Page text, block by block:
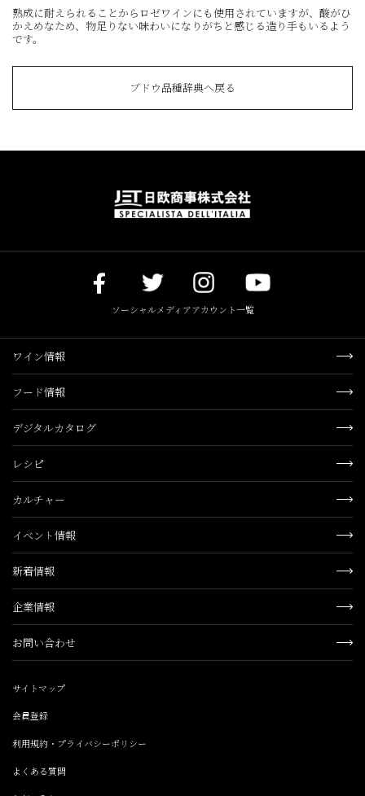
熟成に耐えられることからロゼワインにも使用されていますが、酸がひ
かえめなため、物足りない味わいになりがちと感じる造り手もいるよう
です。
ブドウ品種辞典へ戻る
ソーシャルメディアアカウント一覧
ワイン情報
フード情報
デジタルカタログ
レシピ
カルチャー
イベント情報
新着情報
企業情報
お問い合わせ
サイトマップ
会員登録
利用規約・プライバシーポリシー
よくある質問